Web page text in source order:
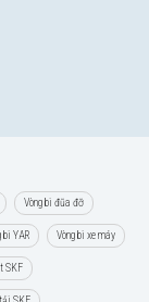
Vòng bi đũa đỡ
bi YAR Vòng bi xe máy
SKF